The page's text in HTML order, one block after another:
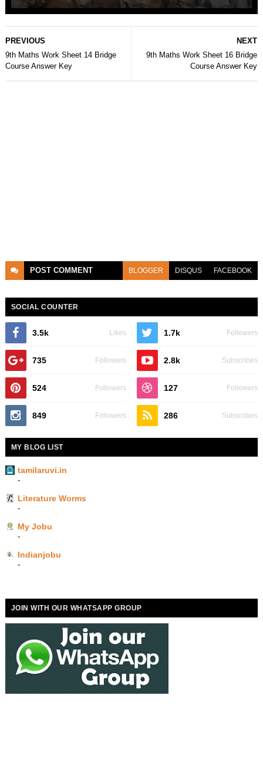
NEXT
9th Maths Work Sheet 16 Bridge
Course Answer Key
PREVIOUS
9th Maths Work Sheet 14 Bridge
Course Answer Key
POST COMMENT BLOGGER DISQUS FACEBOOK
SOCIAL COUNTER
3.5k Likes 1.7k Followers
735 Followers 2.8k Subscribes
524 Followers 127 Followers
849 Followers 286 Subscribes
MY BLOG LIST
tamilaruvi.in
-
Literature Worms
-
My Jobu
-
Indianjobu
-
JOIN WITH OUR WHATSAPP GROUP